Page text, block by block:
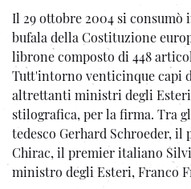
Il 29 ottobre 2004 si consumò
bufala della Costituzione
librone composto di 448
Tutt'intorno venticinque capi
altrettanti ministri degli Esteri
stilografica, per la firma. Tra
tedesco Gerhard Schroeder, il
Chirac, il premier italiano
ministro degli Esteri, Franco